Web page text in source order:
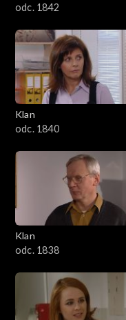
odc. 1842
Klan
odc. 1840
Klan
odc. 1838